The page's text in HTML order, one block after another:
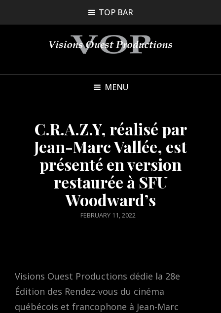
TOP BAR
MENU
C.R.A.Z.Y, réalisé par
Jean-Marc Vallée, est
présenté en version
restaurée à SFU
Woodward’s
POSTED
FEBRUARY 11, 2022
Visions Ouest Productions dédie la 28e
Édition des Rendez-vous du cinéma
québécois et francophone à Jean-Marc